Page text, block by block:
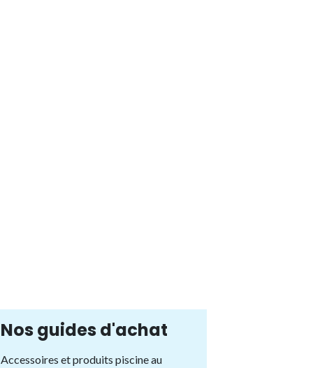
Nos guides d'achat
Accessoires et produits piscine au